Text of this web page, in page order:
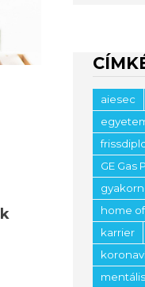
aiesec
GE Gas
home
karrier